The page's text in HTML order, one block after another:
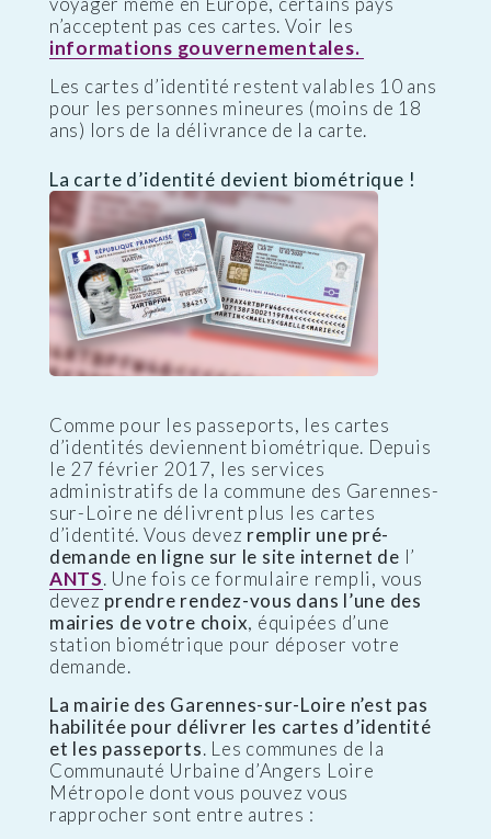
n’acceptent pas ces cartes. Voir les
informations gouvernementales.
Les cartes d’identité restent valables 10 ans
pour les personnes mineures (moins de 18
ans) lors de la délivrance de la carte.
La carte d’identité devient biométrique !
Comme pour les passeports, les cartes
d’identités deviennent biométrique. Depuis
le 27 février 2017, les services
administratifs de la commune des Garennes-
sur-Loire ne délivrent plus les cartes
d’identité. Vous devez remplir une pré-
demande en ligne sur le site internet de l’
ANTS. Une fois ce formulaire rempli, vous
devez prendre rendez-vous dans l’une des
mairies de votre choix, équipées d’une
station biométrique pour déposer votre
demande.
La mairie des Garennes-sur-Loire n’est pas
habilitée pour délivrer les cartes d’identité
et les passeports. Les communes de la
Communauté Urbaine d’Angers Loire
Métropole dont vous pouvez vous
rapprocher sont entre autres :